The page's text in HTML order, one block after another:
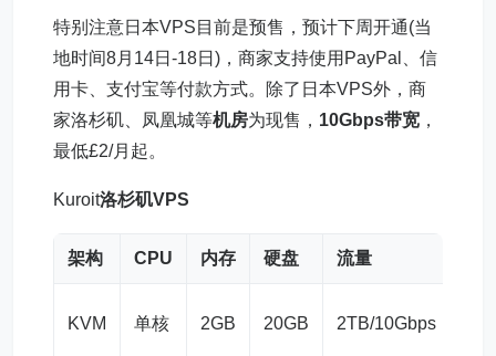
特别注意日本VPS目前是预售，预计下周开通(当
地时间8月14日-18日)，商家支持使用PayPal、信
用卡、支付宝等付款方式。除了日本VPS外，商
家洛杉矶、凤凰城等机房为现售， 10Gbps带宽 ，
最低£2/月起。
Kuroit洛杉矶VPS
架构 CPU 内存 硬盘 流量
KVM 单核 2GB 20GB 2TB/10Gbps